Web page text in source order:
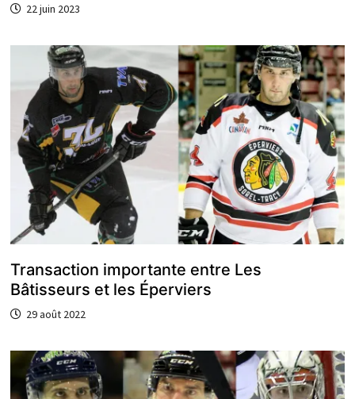
22 juin 2023
Transaction importante entre Les
Bâtisseurs et les Éperviers
29 août 2022